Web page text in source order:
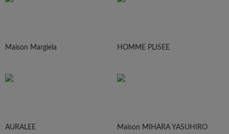
Maison Margiela HOMME PLISEE
AURALEE Maison MIHARA YASUHIRO